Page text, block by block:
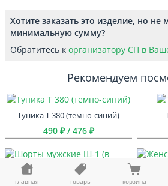
Хотите заказать это изделие, но не
минимальную сумму?
Обратитесь к организатору СП в
Рекомендуем
Туника Т 380 (темно-синий)
490 ₽ / 476 ₽
Шорты мужские Ш-1 (в